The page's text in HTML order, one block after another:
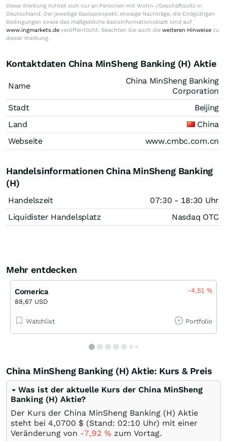
Diese Werbung richtet sich nur an Personen mit Wohn-/Geschäftssitz in
Deutschland. Der jeweilige Basisprospekt, etwaige Nachträge, die Endgültigen
Bedingungen sowie das maßgebliche Basisinformationsblatt sind auf
www.ingmarkets.de veröffentlicht. Beachten Sie auch die weiteren Hinweise zu
dieser Werbung.
Kontaktdaten China MinSheng Banking (H) Aktie
Name
China MinSheng Banking
Corporation
Stadt
Beijing
Land
China
Webseite
www.cmbc.com.cn
Handelsinformationen China MinSheng Banking
(H)
Handelszeit
07:30 - 18:30 Uhr
Liquidister Handelsplatz
Nasdaq OTC
Mehr entdecken
Comerica
88,67 USD
-4,51%
Watchlist Portfolio
China MinSheng Banking (H) Aktie: Kurs & Preis
Was ist der aktuelle Kurs der China MinSheng
Banking (H) Aktie?
Der Kurs der China MinSheng Banking (H) Aktie
steht bei 4,0700 $ (Stand: 02:10 Uhr) mit einer
Veränderung von -7,92 % zum Vortag.